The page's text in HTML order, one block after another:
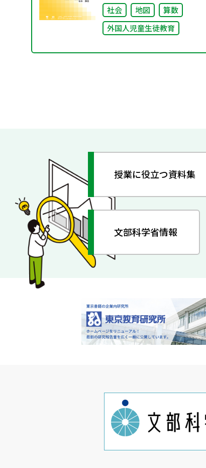
社会
地図
算数
外国人児童生徒教育
授業に役立つ資料集
文部科学省情報